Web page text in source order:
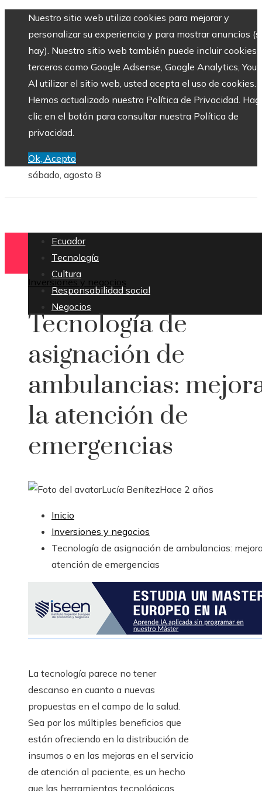
Nuestro sitio web utiliza cookies para mejorar y
personalizar su experiencia y para mostrar anuncios
hay). Nuestro sitio web también puede incluir cookies
terceros como Google Adsense, Google Analytics,
Al utilizar el sitio web, usted acepta el uso de cookies.
Hemos actualizado nuestra Política de Privacidad.
clic en el botón para consultar nuestra Política de
privacidad.
Ok, Acepto
sábado, agosto 8
Ecuador
Tecnología
Cultura
Responsabilidad social
Negocios
Inversiones y negocios
Tecnología de
asignación de
ambulancias:
la atención de
emergencias
Lucía BenítezHace 2 años
Inicio
Inversiones y negocios
Tecnología de asignación de ambulancias:
atención de emergencias
La tecnología parece no tener
descanso en cuanto a nuevas
propuestas en el campo de la salud.
Sea por los múltiples beneficios que
están ofreciendo en la distribución de
insumos o en las mejoras en el servicio
de atención al paciente, es un hecho
que las herramientas tecnológicas